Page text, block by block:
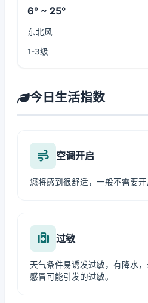
6° ~ 25°
东北风
1-3级
今日生活指数
空调开启
您将感到很舒适，一般不需要开
过敏
天气条件易诱发过敏，有降水
感冒可能引发的过敏。